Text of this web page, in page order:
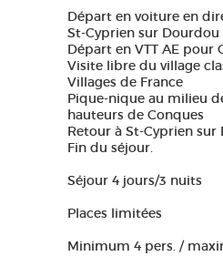
Départ en voiture en
St-Cyprien sur Dourdou
Départ en VTT AE pour
Visite libre du village
Villages de France
Pique-nique au milieu
hauteurs de Conques
Retour à St-Cyprien sur
Fin du séjour.
Séjour 4 jours/3 nuits
Places limitées
Minimum 4 pers. /